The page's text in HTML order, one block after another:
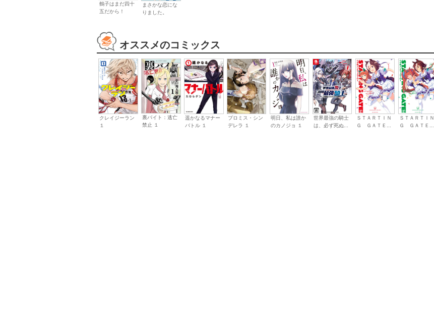
鶴子はまだ四十
五だから！
まさかな恋にな
りました。
オススメのコミックス
クレイジーラン
１
裏バイト：逃亡
禁止 １
遥かなるマナー
バトル １
プロミス・シン
デレラ １
明日、私は誰か
のカノジョ １
世界最強の騎士
は、必ず死ぬ...
ＳＴＡＲＴＩＮ
Ｇ ＧＡＴＥ...
ＳＴＡＲＴＩＮ
Ｇ ＧＡＴＥ...